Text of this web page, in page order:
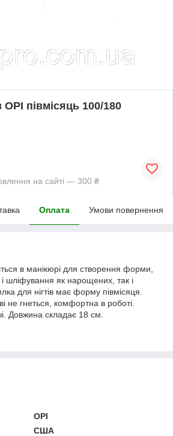
OPI півмісяць 100/180
на сайті — 300 ₴
Оплата Умови повернення
в манікюрі для створення форми,
шліфування як нарощених, так і
для нігтів має форму півмісяця.
не гнеться, комфортна в роботі.
Довжина складає 18 см.
OPI
США